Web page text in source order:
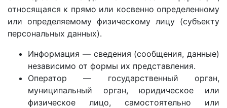
относящаяся к прямо или косвенно определенному
или определяемому физическому лицу (субъекту
персональных данных).
Информация — сведения (сообщения, данные)
независимо от формы их представления.
Оператор — государственный орган,
муниципальный орган, юридическое или
физическое лицо, самостоятельно или